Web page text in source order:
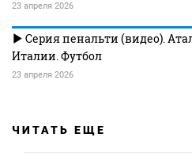
23 апреля 2026
Серия пенальти (видео).
Италии. Футбол
23 апреля 2026
ЧИТАТЬ ЕЩЕ